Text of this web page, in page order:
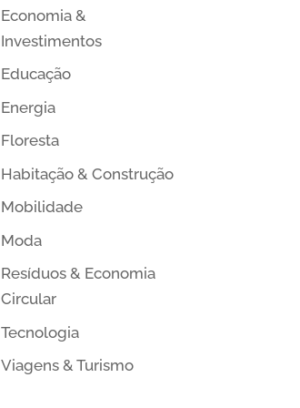
Economia &
Investimentos
Educação
Energia
Floresta
Habitação & Construção
Mobilidade
Moda
Resíduos & Economia
Circular
Tecnologia
Viagens & Turismo